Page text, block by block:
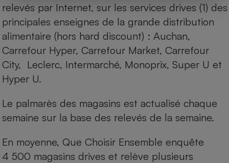
relevés par Internet, sur les services drives (1) des
principales enseignes de la grande distribution
alimentaire (hors hard discount) : Auchan,
Carrefour Hyper, Carrefour Market, Carrefour
City, Leclerc, Intermarché, Monoprix, Super U et
Hyper U.
Le palmarès des magasins est actualisé chaque
semaine sur la base des relevés de la semaine.
En moyenne, Que Choisir Ensemble enquête
4 500 magasins drives et relève plusieurs